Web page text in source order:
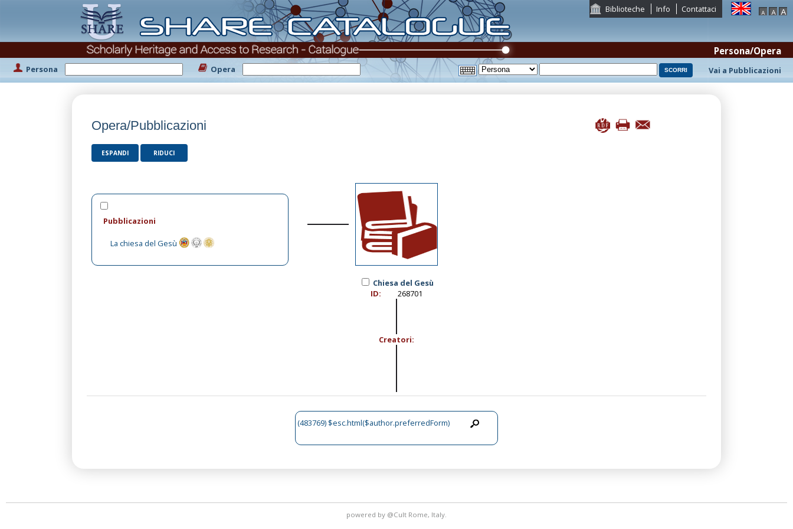
Biblioteche Info Contattaci
Persona Opera
Persona/Opera
Vai a Pubblicazioni
Opera/Pubblicazioni
ESPANDI RIDUCI
Pubblicazioni
La chiesa del Gesù
Chiesa del Gesù
ID:
268701
Creatori:
(483769) $esc.html($author.preferredForm)
powered by @Cult Rome, Italy.